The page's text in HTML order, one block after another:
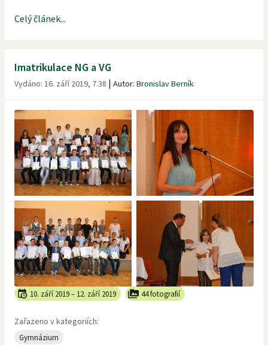
Celý článek...
Imatrikulace NG a VG
Vydáno: 16. září 2019, 7.38 | Autor: Bronislav Berník
10. září 2019– 12. září 2019 44 fotografií
Zařazeno v kategoriích:
Gymnázium